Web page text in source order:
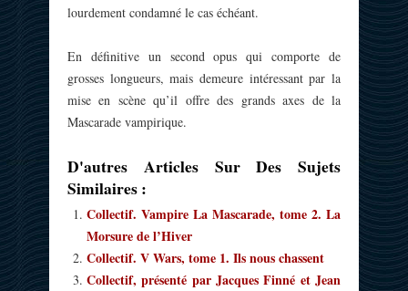
lourdement condamné le cas échéant.
En définitive un second opus qui comporte de
grosses longueurs, mais demeure intéressant par la
mise en scène qu’il offre des grands axes de la
Mascarade vampirique.
D'autres Articles Sur Des Sujets
Similaires :
Collectif. Vampire La Mascarade, tome 2. La
Morsure de l’Hiver
Collectif. V Wars, tome 1. Ils nous chassent
Collectif, présenté par Jacques Finné et Jean